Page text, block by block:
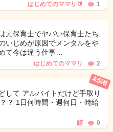
はじめてのママリ🔰 1
元保育士でヤバい保育士たち
いじめが原因でメンタルをや
て今は違う仕事…
はじめてのママリ 2
して アルバイトだけど手取り
？ 1日何時間・週何日・時給
未回答
鯖 0